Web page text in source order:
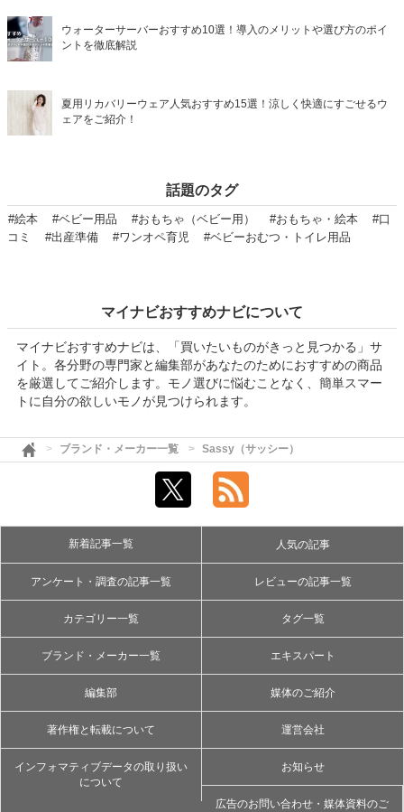
ウォーターサーバーおすすめ10選！導入のメリットや選び方のポイ
ントを徹底解説
夏用リカバリーウェア人気おすすめ15選！涼しく快適にすごせるウ
ェアをご紹介！
話題のタグ
#絵本 #ベビー用品 #おもちゃ（ベビー用） #おもちゃ・絵本
#口
コミ
#出産準備 #ワンオペ育児 #ベビーおむつ・トイレ用品
マイナビおすすめナビについて
マイナビおすすめナビは、「買いたいものがきっと見つかる」サ
イト。各分野の専門家と編集部があなたのためにおすすめの商品
を厳選してご紹介します。モノ選びに悩むことなく、簡単スマー
トに自分の欲しいモノが見つけられます。
ブランド・メーカー一覧 Sassy（サッシー）
新着記事一覧 人気の記事
アンケート・調査の記事一覧 レビューの記事一覧
カテゴリー一覧 タグ一覧
ブランド・メーカー一覧 エキスパート
編集部 媒体のご紹介
著作権と転載について 運営会社
インフォマティブデータの取り扱い
について
お知らせ
広告のお問い合わせ・媒体資料のご